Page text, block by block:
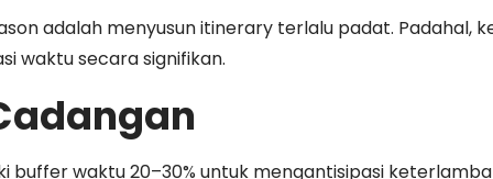
adalah menyusun itinerary terlalu padat. Padahal,
waktu secara signifikan.
buffer waktu 20–30% untuk mengantisipasi